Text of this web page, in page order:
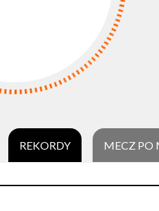
REKORDY MECZ PO